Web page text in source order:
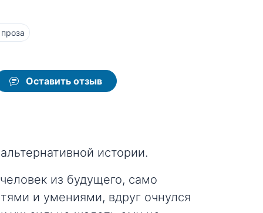
Оставить отзыв
истории.
из будущего, само
и умениями, вдруг очнулся